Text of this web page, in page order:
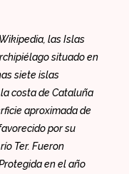
las Islas
situado en
sieteislas
costa deCataluña
aproximada de
por su
río Ter. Fueron
en el año